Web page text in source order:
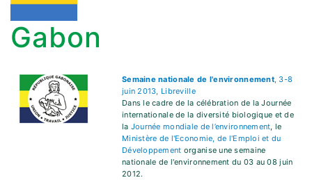
Gabon
Semaine nationale de l'environnement, 3-8
juin 2013, Libreville
Dans le cadre de la célébration de la Journée
internationale de la diversité biologique et de
la Journée mondiale de l’environnement, le
Ministère de l'Economie, de l'Emploi et du
Développement organise une semaine
nationale de l'environnement du 03 au 08 juin
2012.